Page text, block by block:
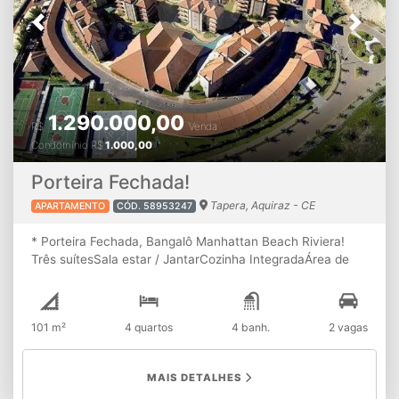
(85) 99637.7595
Porteira Fechada!
APARTAMENTO CÓD. 58953247 Tapera, Aquiraz - CE
Previous Next
R$1.290.000,00 Venda
Condomínio R$1.000,00
* Porteira Fechada, Bangalô Manhattan Beach Riviera!
Três suítesSala estar / JantarCozinha IntegradaÁrea de
Depósito101 m2 Área02 Vagas Cobertas ✔️ Condomínio Pé
na Areia. ✔️ Piscina com Borda Infinita ✔️ Parque Aquático
Infantil ✔️ Restaurante Bom de Mar ✔️ SPA / Salão de
Beleza ✔️ Campo de Futebol ✔️ Quadra de Tênis ✔️
Obs.: Documentação 100% perfeita
101 m² 4 quartos 4 banh. 2 vagas
MAIS DETALHES